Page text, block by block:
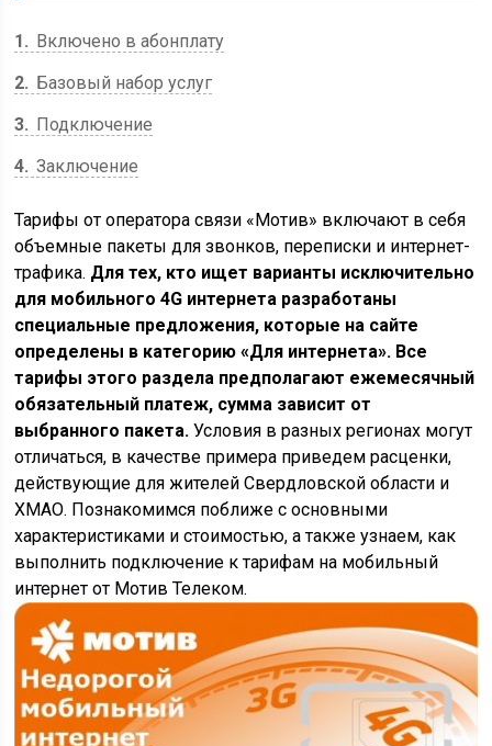
1
Включено в абонплату
2
Базовый набор услуг
3
Подключение
4 Заключение
Тарифы от оператора связи «Мотив» включают в себя
объемные пакеты для звонков, переписки и интернет-
трафика. Для тех, кто ищет варианты исключительно
для мобильного 4G интернета разработаны
специальные предложения, которые на сайте
определены в категорию «Для интернета». Все
тарифы этого раздела предполагают ежемесячный
обязательный платеж, сумма зависит от
выбранного пакета. Условия в разных регионах могут
отличаться, в качестве примера приведем расценки,
действующие для жителей Свердловской области и
ХМАО. Познакомимся поближе с основными
характеристиками и стоимостью, а также узнаем, как
выполнить подключение к тарифам на мобильный
интернет от Мотив Телеком.